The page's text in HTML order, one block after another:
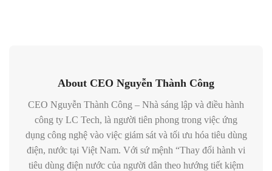
About CEO Nguyễn Thành Công
CEO Nguyễn Thành Công – Nhà sáng lập và điều hành
công ty LC Tech, là người tiên phong trong việc ứng
dụng công nghệ vào việc giám sát và tối ưu hóa tiêu dùng
điện, nước tại Việt Nam. Với sứ mệnh “Thay đổi hành vi
tiêu dùng điện nước của người dân theo hướng tiết kiệm